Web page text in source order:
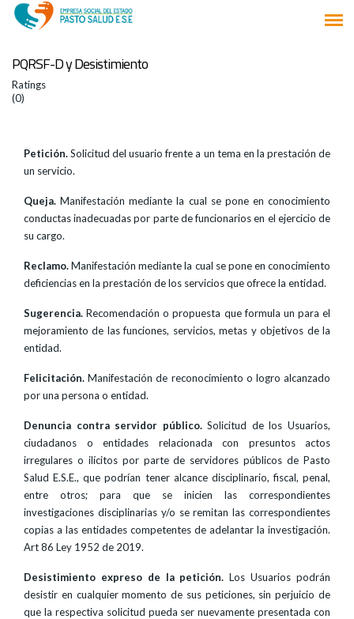
PQRSF-D y Desistimiento
Ratings
(0)
Petición.Solicitud del usuario frente a un tema en la prestación de
un servicio.
Queja. Manifestación mediante la cual se pone en conocimiento
conductas inadecuadas por parte de funcionarios en el ejercicio de
su cargo.
Reclamo.Manifestación mediante la cual se pone en conocimiento
deficiencias en la prestación de los servicios que ofrece la entidad.
Sugerencia. Recomendación o propuesta que formula un para el
mejoramiento de las funciones, servicios, metas y objetivos de la
entidad.
Felicitación. Manifestación de reconocimiento o logro alcanzado
por una persona o entidad.
Denuncia contra servidor público.Solicitud de los Usuarios,
ciudadanos o entidades relacionada con presuntos actos
irregulares o ilícitos por parte de servidores públicos de Pasto
Salud E.S.E., que podrían tener alcance disciplinario, fiscal, penal,
entre otros; para que se inicien las correspondientes
investigaciones disciplinarias y/o se remitan las correspondientes
copias a las entidades competentes de adelantar la investigación.
Art 86 Ley 1952 de 2019.
Desistimiento expreso de la petición. Los Usuarios podrán
desistir en cualquier momento de sus peticiones, sin perjuicio de
que la respectiva solicitud pueda ser nuevamente presentada con